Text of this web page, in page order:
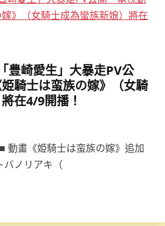
豊崎愛生」大暴走PV公
騎士は蛮族の嫁》（女騎
在4/9開播！
動畫《姫騎士は蛮族の嫁》追加
バノリアキ（